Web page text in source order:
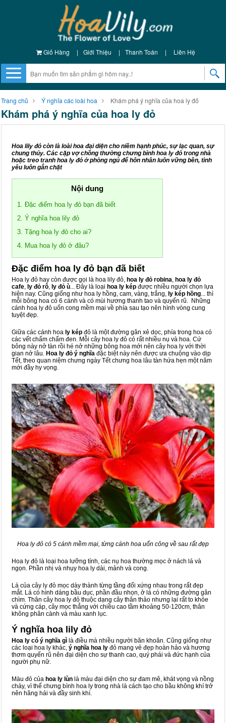
Giỏ Hàng | Giới Thiệu | Thanh Toán | Liên Hệ
Trang chủ Ý nghĩa các loài hoa Khám phá ý nghĩa của hoa ly đỏ
Khám phá ý nghĩa của hoa ly đỏ
Hoa lily đỏ còn là loài hoa đại diện cho niềm hạnh phúc, sự lạc quan, sự
chung thủy. Các cặp vợ chồng thường chưng bình hoa ly đỏ trong nhà
hoặc treo tranh hoa ly đỏ ở phòng ngủ để hôn nhân luôn vững bền, tình
yêu luôn gắn chặt
Nội dung
1. Đặc điểm hoa ly đỏ bạn đã biết
2. Ý nghĩa hoa lily đỏ
3. Tặng hoa ly đỏ cho ai?
4. Mua hoa ly đỏ ở đâu?
Đặc điểm hoa ly đỏ bạn đã biết
Hoa ly đỏ hay còn được gọi là hoa lily đỏ, hoa ly đỏ robina, hoa ly đỏ
cafe, ly đỏ rô, ly đỏ ù... Đây là loại hoa ly kép được nhiều người chọn lựa
hiện nay. Cũng giống như hoa ly hồng, cam, vàng, trắng, ly kép hồng... thì
mỗi bông hoa có 6 cánh và có mùi hương thanh tao và quyến rũ. Những
cánh hoa ly đỏ uốn cong mềm mại về phía sau tạo nên hình vòng cung
tuyệt đẹp.
Giữa các cánh hoa ly kép đỏ là một đường gân xẻ dọc, phía trong hoa có
các vết chấm chấm đen. Mỗi cây hoa ly đỏ có rất nhiều nụ và hoa. Cứ
bông này nở tàn rồi hé nở những bông hoa mới nên cây hoa ly với thời
gian nở lâu. Hoa ly đỏ ý nghĩa đặc biệt này nên được ưa chuộng vào dịp
Tết, theo quan niệm chưng ngày Tết chưng hoa lâu tàn hứa hẹn một năm
mới đầy hy vọng.
Hoa ly đỏ có 5 cánh mềm mại, từng cánh hoa uốn công về sau rất đẹp
Hoa ly đỏ là loại hoa lưỡng tính, các nụ hoa thường mọc ở nách lá và
ngọn. Phần nhị và nhụy hoa ly dài, mảnh và cong.
Lá của cây ly đỏ mọc dày thành từng tầng đối xứng nhau trong rất đẹp
mắt. Lá có hình dáng bầu dục, phần đầu nhọn, ở lá có những đường gân
chìm. Thân cây hoa ly đỏ thuộc dạng cây thân thảo nhưng lại rất to khỏe
và cứng cáp, cây mọc thẳng với chiều cao tầm khoảng 50-120cm, thân
không phân cành và màu xanh lục.
Ý nghĩa hoa lily đỏ
Hoa ly có ý nghĩa gì là điều mà nhiều người băn khoăn. Cũng giống như
các loại hoa ly khác, ý nghĩa hoa ly đỏ mang vẻ đẹp hoàn hảo và hương
thơm quyến rũ nên đại diện cho sự thanh cao, quý phái và đức hạnh của
người phụ nữ.
Màu đỏ của hoa ly lùn là màu đại diện cho sự đam mê, khát vọng và nồng
cháy, vì thế chưng bình hoa ly trong nhà là cách tạo cho bầu không khí trở
nên hăng hái và đầy sinh khí.